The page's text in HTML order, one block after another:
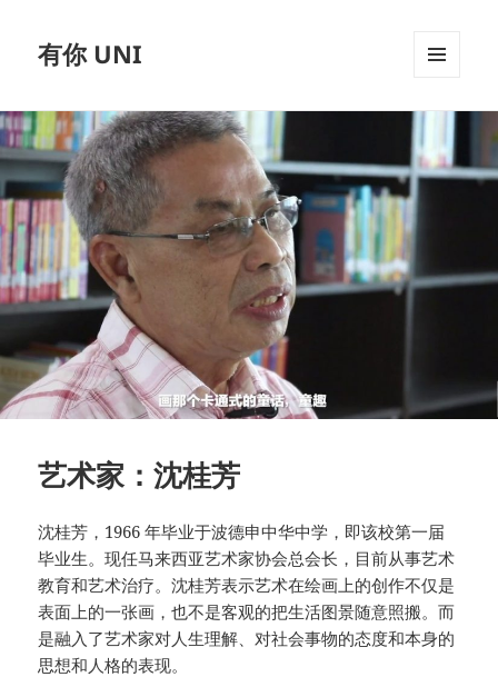
有你 UNI
艺术家：沈桂芳
沈桂芳，1966 年毕业于波德申中华中学，即该校第一届
毕业生。现任马来西亚艺术家协会总会长，目前从事艺术
教育和艺术治疗。沈桂芳表示艺术在绘画上的创作不仅是
表面上的一张画，也不是客观的把生活图景随意照搬。而
是融入了艺术家对人生理解、对社会事物的态度和本身的
思想和人格的表现。